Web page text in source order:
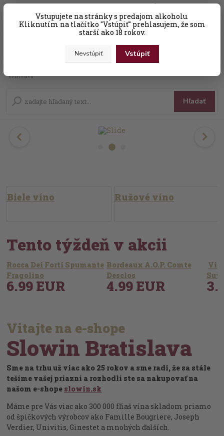
Vstupujete na stránky s predajom alkoholu.
Kliknutím na tlačítko "Vstúpiť" prehlasujem, že som
starší ako 18 rokov.
Nevstúpiť Vstúpiť
Hľadať
+421 (0) 31 56 25 377-8 za0,00 EUR
Biele víno Ružové víno
Tento týždeň v akcii
Rocca Dei Forti Spumante
Fragolino
6.99 EUR
Bordeaux A.O.P. Comte
Desclos
4.99 EUR
Vitajte na e-shope
Slowin Bratislava
Sme na trhu už viac ako 25 rokov a sme radi, že sa stále
tešíme vašej priazni a rozhodli ste sa nakupovať na
našom e-shope slowin.sk
Máme pre Vás viac ako 300 000 fľiaš vína skladom priamo
od špičkových výrobcov ako Famille Bougriere, Joseph
Verdier, Univitis, Ginestet a mnohých ďalších.